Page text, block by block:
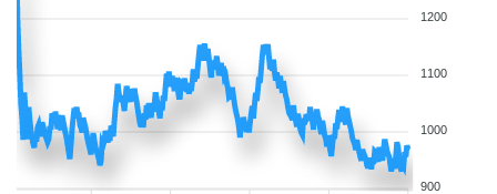
1200
1100
1000
900